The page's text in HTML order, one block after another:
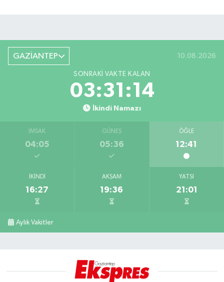
GAZİANTEP 10.08.2026
SONRAKI VAKTE KALAN
03:31:13
İkindi Namazı
İMSAK
04:05
GÜNEŞ
05:36
ÖĞLE
12:41
İKINDI
16:27
AKŞAM
19:36
YATSI
21:01
Aylık Vakitler